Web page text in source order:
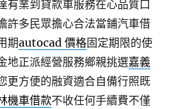
有業到貸款車服務在心品質口
許多民眾擔心合法當鋪汽車借
期autocad 價格固定期限的使
地正派經營服務鄉親挑選嘉義
更方便的融資適合自備行照既
機車借款不收任何手續費不僅